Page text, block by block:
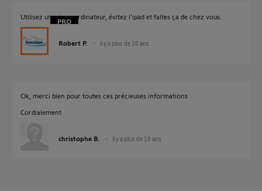
Utilisez un micro ordinateur, évitez l'ipad et faites ça de chez vous.
Robert P. il y a plus de 10 ans
Ok, merci bien pour toutes ces précieuses informations
Cordialement
christophe B. il y a plus de 10 ans